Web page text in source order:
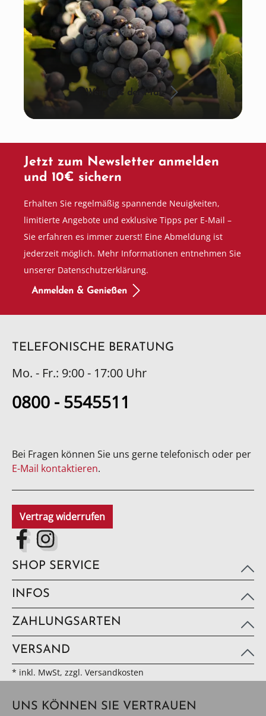
Wein aus der Pfalz
Jetzt zum Newsletter anmelden
und 10€ sichern
Erhalten Sie regelmäßig spannende Neuigkeiten,
limitierte Angebote und exklusive Tipps per E-Mail –
Sie erfahren es immer zuerst! Eine Abmeldung ist
jederzeit möglich. Mehr Informationen entnehmen Sie
unserer Datenschutzerklärung.
Anmelden & Genießen
TELEFONISCHE BERATUNG
Mo. - Fr.: 9:00 - 17:00 Uhr
0800 - 5545511
Bei Fragen können Sie uns gerne telefonisch oder per
E-Mail kontaktieren.
Vertrag widerrufen
SHOP SERVICE
INFOS
ZAHLUNGSARTEN
VERSAND
* inkl. MwSt, zzgl. Versandkosten
UNS KÖNNEN SIE VERTRAUEN